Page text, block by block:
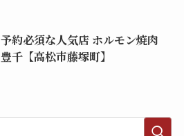
予約必須な人気店 ホルモン焼肉
豊千【高松市藤塚町】